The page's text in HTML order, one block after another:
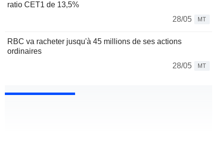
ratio CET1 de 13,5%
28/05
MT
RBC va racheter jusqu'à 45 millions de ses actions
ordinaires
28/05
MT